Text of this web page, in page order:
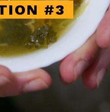
#3